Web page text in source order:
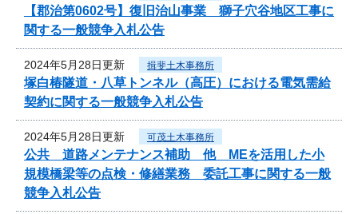
【郡治第0602号】復旧治山事業 獅子穴谷地区工事に
関する一般競争入札公告
2024年5月28日更新 揖斐土木事務所
塚白椿隧道・八草トンネル（高圧）における電気需給
契約に関する一般競争入札公告
2024年5月28日更新 可茂土木事務所
公共 道路メンテナンス補助 他 MEを活用した小
規模橋梁等の点検・修繕業務 委託工事に関する一般
競争入札公告